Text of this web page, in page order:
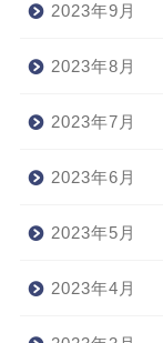
2023年9月
2023年8月
2023年7月
2023年6月
2023年5月
2023年4月